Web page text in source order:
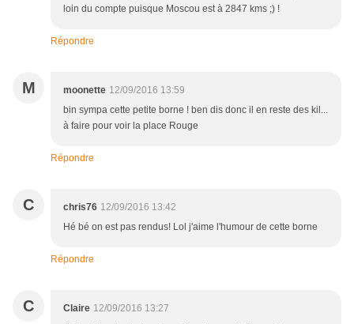
loin du compte puisque Moscou est à 2847 kms ;) !
Répondre
M moonette 12/09/2016 13:59
bin sympa cette petite borne ! ben dis donc il en reste des kil...
à faire pour voir la place Rouge
Répondre
C chris76 12/09/2016 13:42
Hé bé on est pas rendus! Lol j'aime l'humour de cette borne
Répondre
C Claire 12/09/2016 13:27